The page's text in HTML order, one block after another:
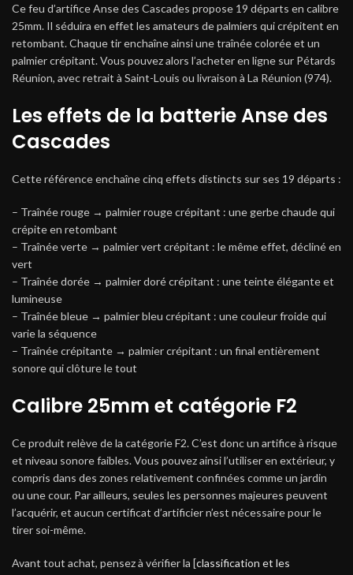
Ce feu d’artifice Anse des Cascades propose 19 départs en calibre
25mm. Il séduira en effet les amateurs de palmiers qui crépitent en
retombant. Chaque tir enchaîne ainsi une traînée colorée et un
palmier crépitant. Vous pouvez alors l’acheter en ligne sur Pétards
Réunion, avec retrait à Saint-Louis ou livraison à La Réunion (974).
Les effets de la batterie Anse des
Cascades
Cette référence enchaîne cinq effets distincts sur ses 19 départs :
– Traînée rouge → palmier rouge crépitant : une gerbe chaude qui
crépite en retombant
– Traînée verte → palmier vert crépitant : le même effet, décliné en
vert
– Traînée dorée → palmier doré crépitant : une teinte élégante et
lumineuse
– Traînée bleue → palmier bleu crépitant : une couleur froide qui
varie la séquence
– Traînée crépitante → palmier crépitant : un final entièrement
sonore qui clôture le tout
Calibre 25mm et catégorie F2
Ce produit relève de la catégorie F2. C’est donc un artifice à risque
et niveau sonore faibles. Vous pouvez ainsi l’utiliser en extérieur, y
compris dans des zones relativement confinées comme un jardin
ou une cour. Par ailleurs, seules les personnes majeures peuvent
l’acquérir, et aucun certificat d’artificier n’est nécessaire pour le
tirer soi-même.
Avant tout achat, pensez à vérifier la [classification et les